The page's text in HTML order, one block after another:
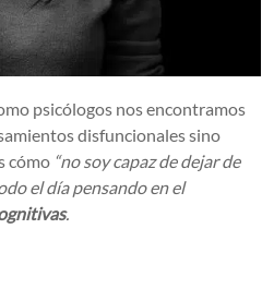
psicólogos nos encontramos
disfuncionales sino
cómo “no soy capaz de dejar de
el día pensando en el
.